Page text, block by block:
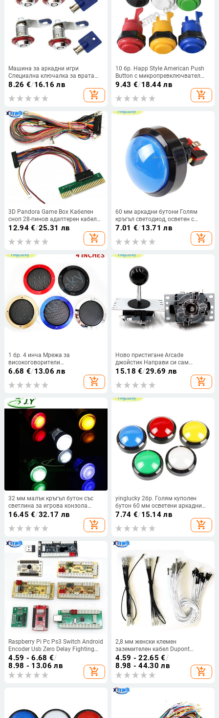
Машина за аркадни игри
Специална ключалка за врата
Cam Lock с ключ за машини за
аркадни игри Jamma Pinball
8.26 €/16.16 лв
add_shopping_cart
10 бр. Happ Style American Push
Button с микропревключвател
къса версия за DIY Arcade Cabinet
Parts Jamma MAME Jamma PC
Games
9.43 €/18.44 лв
add_shopping_cart
3D Pandora Game Box Кабелен
сноп 28-пинов адаптерен кабел
за сън 20-пинов конектор
Направи си сам аркадни части
Джойстик Конзолен шкаф
12.94€/25.31 лв
add_shopping_cart
60 мм аркадни бутони Голям
кръгъл светодиод, осветен с
микропревключвател за части
на машината за аркадни игри
„направи си сам“ 5/12 V голям
светлина
7.01 €/13.71 лв
add_shopping_cart
1 бр. 4 инча Мрежа за
високоговорители
Високоговорител грил аркадна
игра машина аксесоари части за
шкаф за 110 мм 8 ома 5 W
6.68 €/13.06 лв
add_shopping_cart
Ново пристигане Arcade
джойстик Направи си сам
джойстик Red Ball 4/8 Way
Joystick Fighting Stick Parts for
Game Arcade Hot Promotion
15.18 €/29.69 лв
add_shopping_cart
32 мм малък кръгъл бутон със
светлина за игрова конзола
аркаден бутон превключвател
старт старт нулиране бутон
производител
16.45 €/32.17 лв
add_shopping_cart
yinglucky 2бр. Голям куполен
бутон 60 мм осветени аркадни
бутони Led 12v Бутон за
превключване с
7.74 €/15.14 лв
add_shopping_cart
Raspberry Pi Pc Ps3 Switch Android
Encoder Usb Zero Delay Fighting
Game Controller Joystick Board Diy
Arcade Machine Neo Geo
4.59 - 6.68 €/
8.98 - 13.06 лв
add_shopping_cart
2,8 мм женски клемен
заземителен кабел Dupont
Connector Arcade Game Board
Raspberry Pi Pico RP2024 Hitbox
Controller Sanwa Button DIY
4.59 - 22.65 €/
8.98 - 44.30 лв
add_shopping_cart